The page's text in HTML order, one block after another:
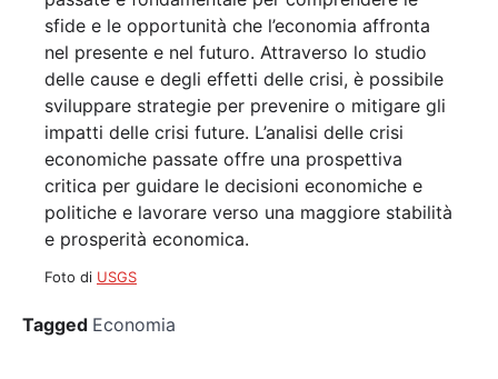
sfide e le opportunità che l’economia affronta
nel presente e nel futuro. Attraverso lo studio
delle cause e degli effetti delle crisi, è possibile
sviluppare strategie per prevenire o mitigare gli
impatti delle crisi future. L’analisi delle crisi
economiche passate offre una prospettiva
critica per guidare le decisioni economiche e
politiche e lavorare verso una maggiore stabilità
e prosperità economica.
Foto di USGS
Tagged Economia